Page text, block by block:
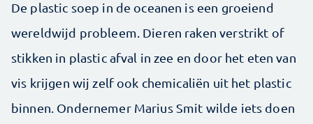
De plastic soep in de oceanen is een groeiend
wereldwijd probleem. Dieren raken verstrikt of
stikken in plastic afval in zee en door het eten van
vis krijgen wij zelf ook chemicaliën uit het plastic
binnen. Ondernemer Marius Smit wilde iets doen